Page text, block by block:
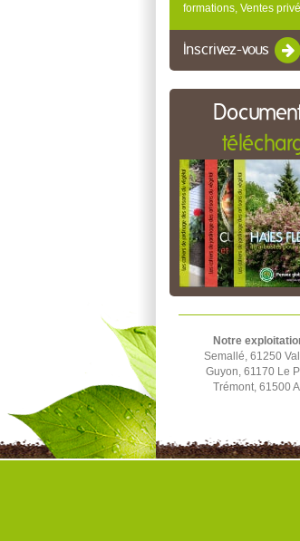
formations, Ventes
Inscrivez-vous
Notre
Semallé, 61250
Guyon, 61170 Le
Trémont, 61500